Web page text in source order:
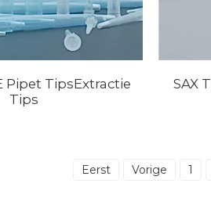
Pipet TipsExtractie
Tips
SAX
Eerst Vorige 1